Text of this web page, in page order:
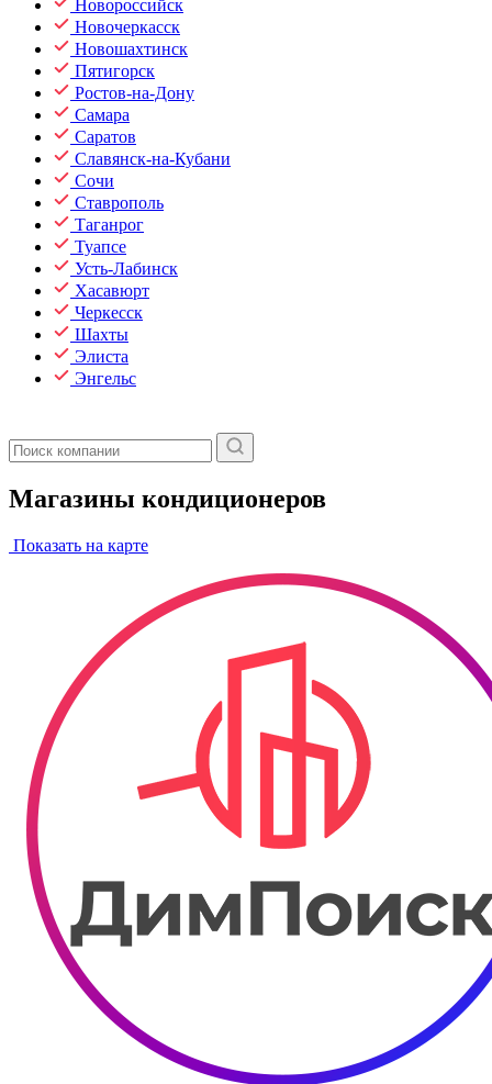
Новороссийск
Новочеркасск
Новошахтинск
Пятигорск
Ростов-на-Дону
Самара
Саратов
Славянск-на-Кубани
Сочи
Ставрополь
Таганрог
Туапсе
Усть-Лабинск
Хасавюрт
Черкесск
Шахты
Элиста
Энгельс
Магазины кондиционеров
Показать на карте